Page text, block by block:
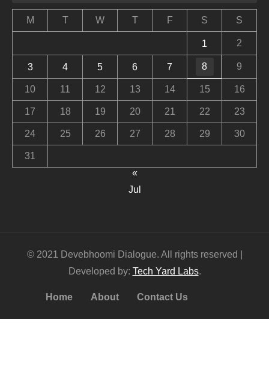
M T W T F S S
1 2
3 4 5 6 7 8 9
10 11 12 13 14 15 16
17 18 19 20 21 22 23
24 25 26 27 28 29 30
31
«
Jul
© 2021 Devebhoomi Dialogue. All rights reserved |
Developed by: Tech Yard Labs.
Home About Contact Us